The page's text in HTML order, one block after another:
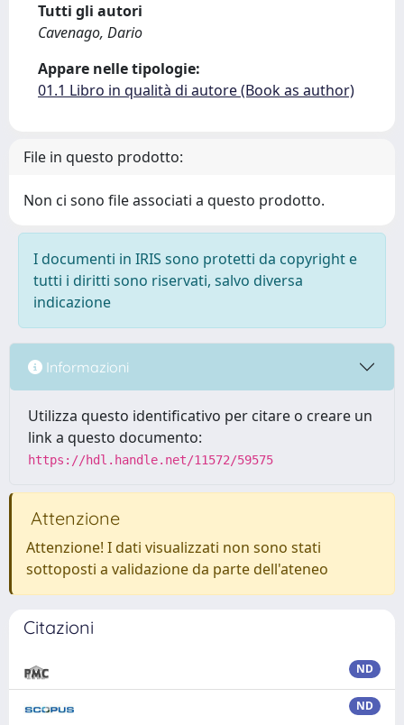
Tutti gli autori
Cavenago, Dario
Appare nelle tipologie:
01.1 Libro in qualità di autore (Book as author)
File in questo prodotto:
Non ci sono file associati a questo prodotto.
I documenti in IRIS sono protetti da copyright e
tutti i diritti sono riservati, salvo diversa
indicazione
Informazioni
Utilizza questo identificativo per citare o creare un
link a questo documento:
https://hdl.handle.net/11572/59575
Attenzione
Attenzione! I dati visualizzati non sono stati
sottoposti a validazione da parte dell'ateneo
Citazioni
ND
ND